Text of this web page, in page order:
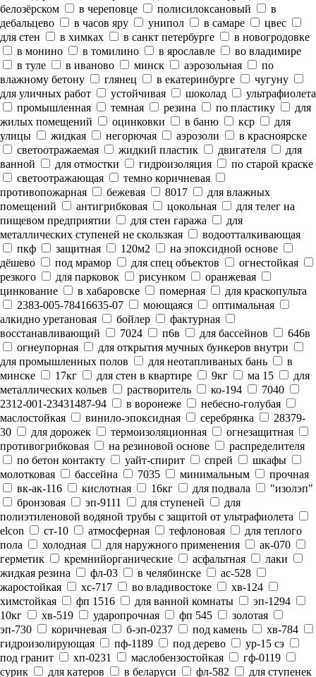
белозёрском
в череповце полисилоксановый
в
дебальцево
в часов яру унипол в самаре
цвес
для стен
в химках в санкт петербурге
в новогродовке
в монино
в томилино в ярославле
во владимире
в туле
в иваново минск аэрозольная
по
влажному бетону
глянец в екатеринбурге
чугуну
для уличных работ
устойчивая шоколад
ультрафиолета
промышленная
темная резина по пластику
для
жилых помещений
оцинковки в баню кср
для
улицы
жидкая негорючая аэрозоли
в красноярске
светоотражаемая
жидкий пластик двигателя
для
ванной
для отмостки гидроизоляция
по старой краске
светоотражающая
темно коричневая
противопожарная
бежевая 8017
для влажных
помещений
антигрибковая цокольная
для телег на
пищевом предприятии
для стен гаража
для
металлических ступеней не скользкая
водоотталкивающая
пкф
защитная 120м2
на эпоксидной основе
дёшево
под мрамор для спец объектов
огнестойкая
резкого
для парковок рисунком
оранжевая
цинкование
в хабаровске померная
для краскопульта
2383-005-78416635-07
моющаяся
оптимальная
алкидно уретановая
бойлер
фактурная
восстанавливающий
7024 п6в для бассейнов
646в
огнеупорная
для открытия мучных бункеров внутри
для промышленных полов
для неотапливаных бань
в
минске
17кг для стен в квартире 9кг ма 15
для
металлических кольев
растворитель ко-194
7040
2312-001-23431487-94
в воронеже
небесно-голубая
маслостойкая
винило-эпоксидная серебрянка
28379-
30
для дорожек термоизоляционная
огнезащитная
противогрибковая
на резиновой основе
распределителя
по бетон контакту
уайт-спирит спрей
шкафы
молотковая
бассейна 7035 минимальным
прочная
вк-ак-116
кислотная 16кг для подвала
"изолэп"
бронзовая
эп-9111 для ступеней
для
полиэтиленовой водяной трубы с защитой от ультрафиолета
elcon
ст-10 атмосферная тефлоновая
для теплого
пола
холодная для наружного применения
ак-070
герметик
кремнийорганические асфальтная
лаки
жидкая резина
фл-03 в челябинске
ас-528
жаростойкая
хс-717 во владивостоке
хв-124
химстойкая
фп 1516 для ванной комнаты
эп-1294
10кг
хв-519 ударопрочная фп 545
золотая
эп-730
коричневая б-эп-0237 под камень
хв-784
гидроизолирующая
пф-1189 под дерево
ур-15 сэ
под гранит
хп-0231 маслобензостойкая
гф-0119
сурик
для катеров в беларуси фл-582
для ступенек